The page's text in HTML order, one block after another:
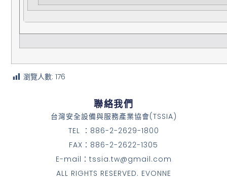
瀏覽人數: 176
聯絡我們
台灣安全設備與服務產業協會(TSSIA)
TEL ：886-2-2629-1800
FAX：886-2-2622-1305
E-mail：tssia.tw@gmail.com
ALL RIGHTS RESERVED. EVONNE